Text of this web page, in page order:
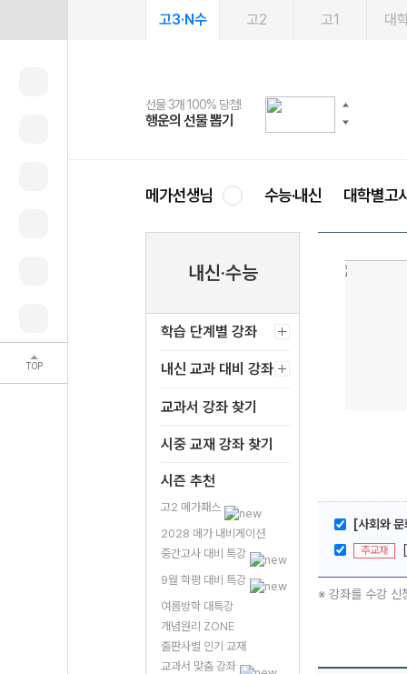
TOP
고3·N수 고2 고1 대
선물 3개 100% 당첨!
행운의 선물 뽑기
선물 100% 증정!
메가스터디 X 올리브
여름방학 스터디 캐시백
메가런 썸머스쿨
2027 러셀 단과
강사 공개선발
스마트러닝앱
설문 EVENT
메가패스
3일 무료 체험권
메가패스 수강생 무료혜택!
메가클럽 멤버십
사회공헌 캠페인
희망이룸 메가나눔
메가선생님 수능·내신 대학별고
내신·수능
학습 단계별 강좌
내신 교과 대비 강좌
교과서 강좌 찾기
시중 교재 강좌 찾기
시즌 추천
고2 메가패스
2028 메가 내비게이션
중간고사 대비 특강
9월 학평 대비 특강
여름방학 대특강
개념원리 ZONE
출판사별 인기 교재
교과서 맞춤 강좌
[사회와
주교재
※ 강좌를 수강 신